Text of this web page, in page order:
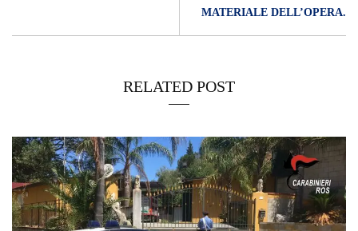
MATERIALE DELL’OPERA.
RELATED POST